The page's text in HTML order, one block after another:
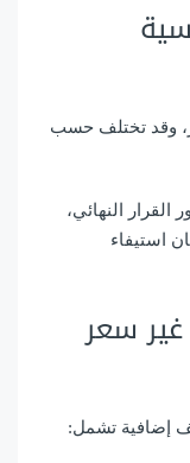
الإجراءات بين 3 إلى 6 أشهر، وقد تختلف حسب
القرار النهائي،
استيفاء
سعر